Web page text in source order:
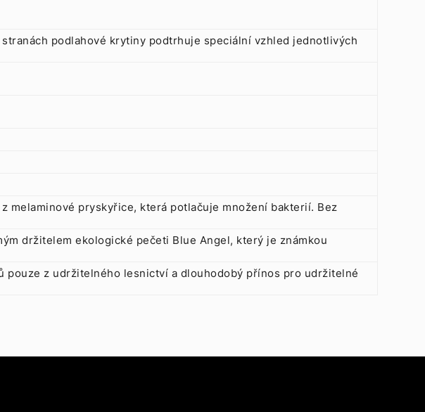
podlahové krytiny podtrhuje speciální vzhled jednotlivých
pryskyřice, která potlačuje množení bakterií. Bez
držitelem ekologické pečeti Blue Angel, který je známkou
z udržitelného lesnictví a dlouhodobý přínos pro udržitelné